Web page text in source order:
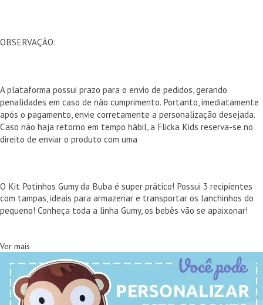
OBSERVAÇÃO:
A plataforma possui prazo para o envio de pedidos, gerando
penalidades em caso de não cumprimento. Portanto, imediatamente
após o pagamento, envie corretamente a personalização desejada.
Caso não haja retorno em tempo hábil, a Flicka Kids reserva-se no
direito de enviar o produto com uma
O Kit Potinhos Gumy da Buba é super prático! Possui 3 recipientes
com tampas, ideais para armazenar e transportar os lanchinhos do
pequeno! Conheça toda a linha Gumy, os bebês vão se apaixonar!
Ver mais